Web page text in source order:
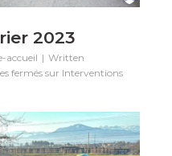
2023
accueil
Written
fermés sur Interventions